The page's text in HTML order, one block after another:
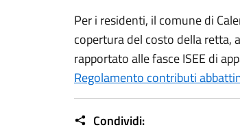
Per i residenti, il comune di
copertura del costo della retta,
rapportato alle fasce ISEE di
Regolamento contributi
Condividi: